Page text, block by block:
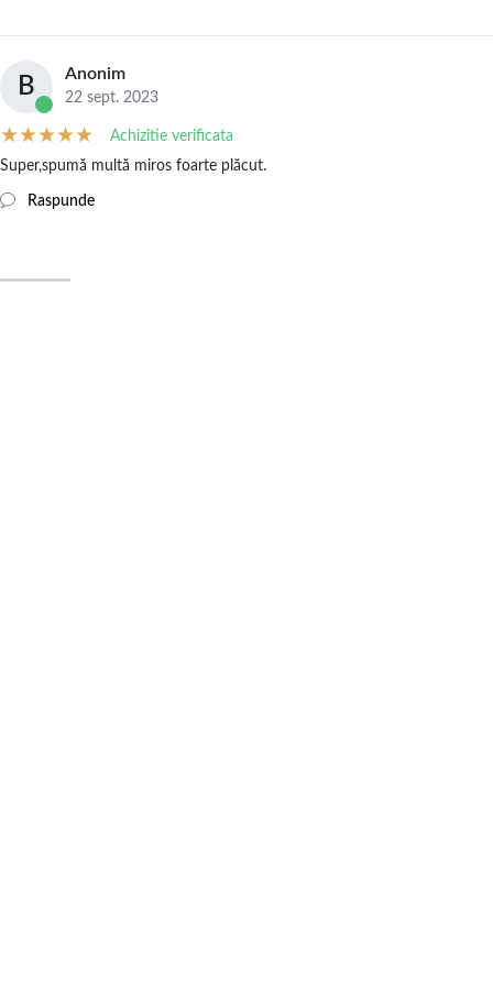
B Anonim
22 sept. 2023
Achizitie verificata
Super,spumă multă miros foarte plăcut.
Raspunde